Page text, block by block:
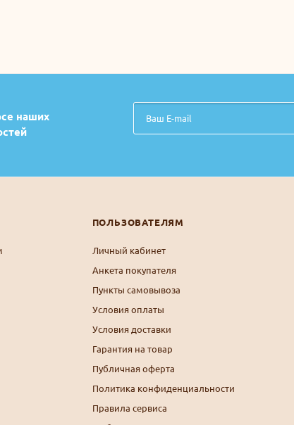
наших
ПОЛЬЗОВАТЕЛЯМ
Личный кабинет
Анкета покупателя
Пункты самовывоза
Условия оплаты
Условия доставки
Гарантия на товар
Публичная оферта
Политика конфиденциальности
Правила сервиса